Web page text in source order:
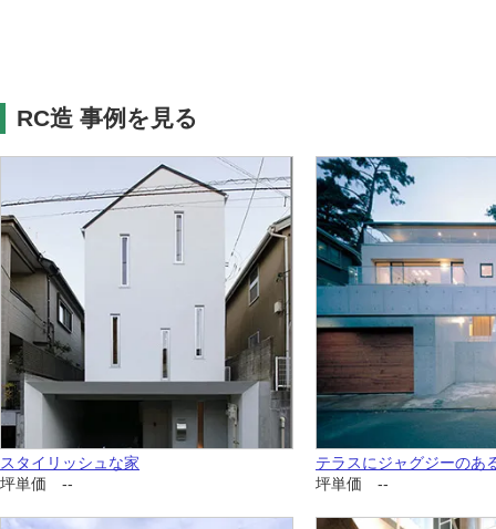
RC造 事例を見る
スタイリッシュな家
坪単価 --
テラスにジャグジーのあ
坪単価 --